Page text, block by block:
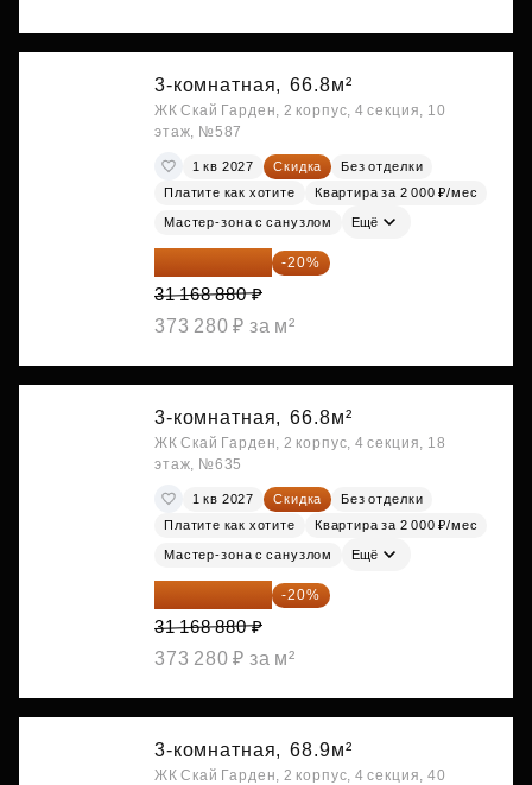
3-комнатная, 66.8м²
ЖК Скай Гарден, 2 корпус, 4 секция, 10
этаж, №587
1 кв 2027 Скидка
Без отделки
Платите как хотите
Квартира за 2 000 ₽/мес
Мастер-зона с санузлом Ещё
24 935 104 ₽ -20%
31 168 880 ₽
373 280 ₽ за м²
3-комнатная, 66.8м²
ЖК Скай Гарден, 2 корпус, 4 секция, 18
этаж, №635
1 кв 2027 Скидка
Без отделки
Платите как хотите
Квартира за 2 000 ₽/мес
Мастер-зона с санузлом Ещё
24 935 104 ₽ -20%
31 168 880 ₽
373 280 ₽ за м²
3-комнатная, 68.9м²
ЖК Скай Гарден, 2 корпус, 4 секция, 40